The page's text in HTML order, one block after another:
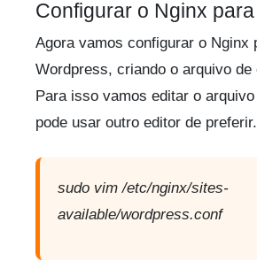
Configurar o Nginx
Agora vamos configurar o Nginx
Wordpress, criando o arquivo
Para isso vamos editar o
pode usar outro editor de preferir.
sudo vim /etc/nginx/sites-
available/wordpress.conf